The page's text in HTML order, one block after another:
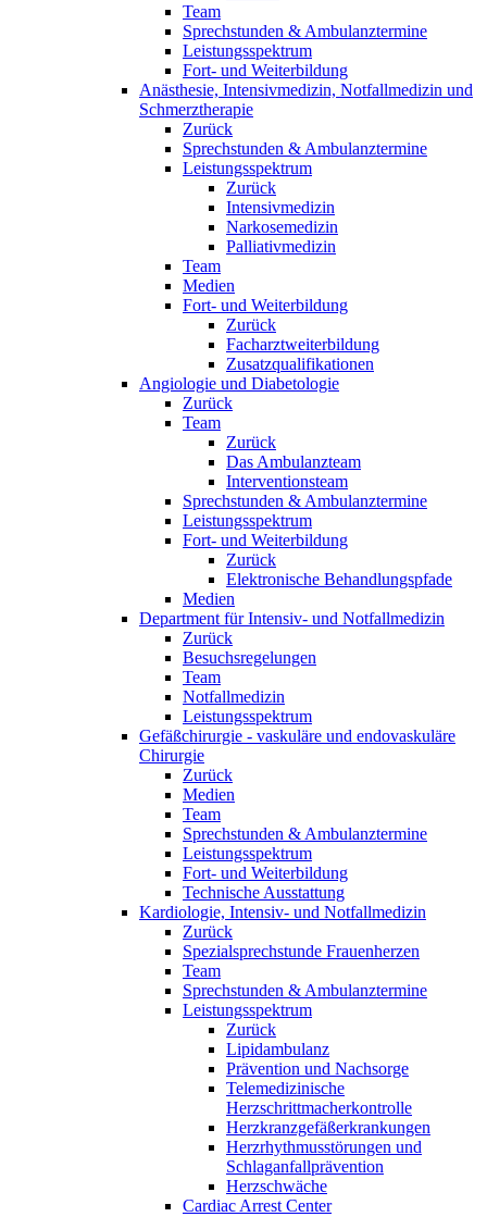
Team
Sprechstunden & Ambulanztermine
Leistungsspektrum
Fort- und Weiterbildung
Anästhesie, Intensivmedizin, Notfallmedizin und
Schmerztherapie
Zurück
Sprechstunden & Ambulanztermine
Leistungsspektrum
Zurück
Intensivmedizin
Narkosemedizin
Palliativmedizin
Team
Medien
Fort- und Weiterbildung
Zurück
Facharztweiterbildung
Zusatzqualifikationen
Angiologie und Diabetologie
Zurück
Team
Zurück
Das Ambulanzteam
Interventionsteam
Sprechstunden & Ambulanztermine
Leistungsspektrum
Fort- und Weiterbildung
Zurück
Elektronische Behandlungspfade
Medien
Department für Intensiv- und Notfallmedizin
Zurück
Besuchsregelungen
Team
Notfallmedizin
Leistungsspektrum
Gefäßchirurgie - vaskuläre und endovaskuläre
Chirurgie
Zurück
Medien
Team
Sprechstunden & Ambulanztermine
Leistungsspektrum
Fort- und Weiterbildung
Technische Ausstattung
Kardiologie, Intensiv- und Notfallmedizin
Zurück
Spezialsprechstunde Frauenherzen
Team
Sprechstunden & Ambulanztermine
Leistungsspektrum
Zurück
Lipidambulanz
Prävention und Nachsorge
Telemedizinische
Herzschrittmacherkontrolle
Herzkranzgefäßerkrankungen
Herzrhythmusstörungen und
Schlaganfallprävention
Herzschwäche
Cardiac Arrest Center